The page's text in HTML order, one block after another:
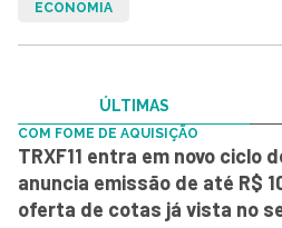
ECONOMIA
ÚLTIMAS
COM FOME DE AQUISIÇÃO
TRXF11 entra em novo ciclo
anuncia emissão de até R$
oferta de cotas já vista no